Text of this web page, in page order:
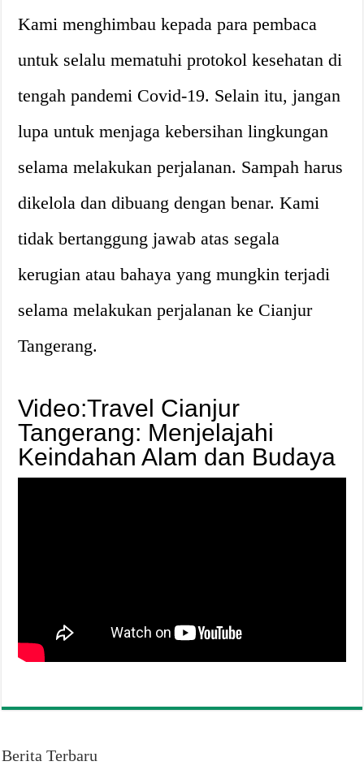
Kami menghimbau kepada para pembaca
untuk selalu mematuhi protokol kesehatan di
tengah pandemi Covid-19. Selain itu, jangan
lupa untuk menjaga kebersihan lingkungan
selama melakukan perjalanan. Sampah harus
dikelola dan dibuang dengan benar. Kami
tidak bertanggung jawab atas segala
kerugian atau bahaya yang mungkin terjadi
selama melakukan perjalanan ke Cianjur
Tangerang.
Video:Travel Cianjur
Tangerang: Menjelajahi
Keindahan Alam dan Budaya
Berita Terbaru